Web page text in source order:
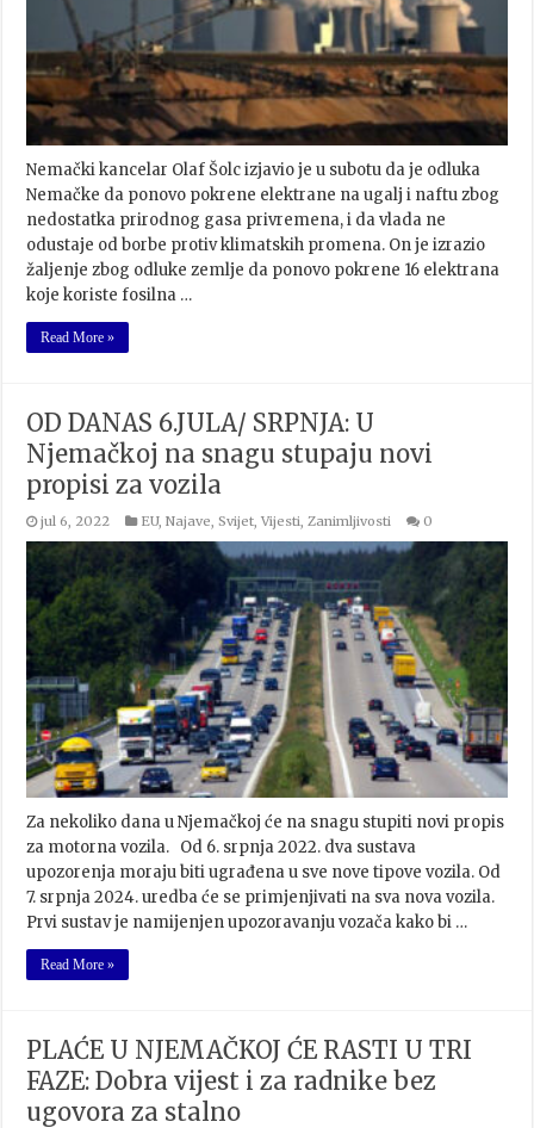
Nemački kancelar Olaf Šolc izjavio je u subotu da je odluka
Nemačke da ponovo pokrene elektrane na ugalj i naftu zbog
nedostatka prirodnog gasa privremena, i da vlada ne
odustaje od borbe protiv klimatskih promena. On je izrazio
žaljenje zbog odluke zemlje da ponovo pokrene 16 elektrana
koje koriste fosilna …
Read More »
OD DANAS 6.JULA/ SRPNJA: U
Njemačkoj na snagu stupaju novi
propisi za vozila
jul 6, 2022 EU,Najave,Svijet,Vijesti,Zanimljivosti 0
Za nekoliko dana u Njemačkoj će na snagu stupiti novi propis
za motorna vozila. Od 6. srpnja 2022. dva sustava
upozorenja moraju biti ugrađena u sve nove tipove vozila. Od
7. srpnja 2024. uredba će se primjenjivati na sva nova vozila.
Prvi sustav je namijenjen upozoravanju vozača kako bi …
Read More »
PLAĆE U NJEMAČKOJ ĆE RASTI U TRI
FAZE: Dobra vijest i za radnike bez
ugovora za stalno